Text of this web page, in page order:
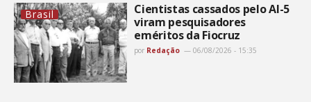
Brasil
Cientistas cassados pelo AI-5
viram pesquisadores
eméritos da Fiocruz
por Redação 06/08/2026 - 15:35